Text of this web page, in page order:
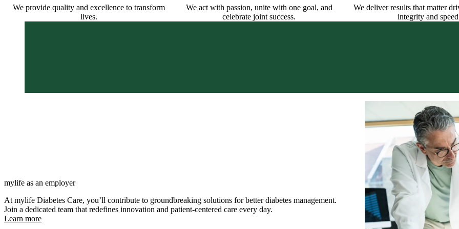
We provide quality and excellence to transform
lives.
We act with passion, unite with one goal, and
celebrate joint success.
We deliver results that matter
integrity and
mylife as an employer
At mylife Diabetes Care, you’ll contribute to groundbreaking solutions for better diabetes management.
Join a dedicated team that redefines innovation and patient-centered care every day.
Learn more